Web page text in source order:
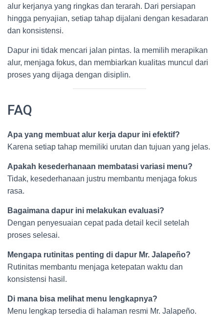
alur kerjanya yang ringkas dan terarah. Dari persiapan
hingga penyajian, setiap tahap dijalani dengan kesadaran
dan konsistensi.
Dapur ini tidak mencari jalan pintas. Ia memilih merapikan
alur, menjaga fokus, dan membiarkan kualitas muncul dari
proses yang dijaga dengan disiplin.
FAQ
Apa yang membuat alur kerja dapur ini efektif?
Karena setiap tahap memiliki urutan dan tujuan yang jelas.
Apakah kesederhanaan membatasi variasi menu?
Tidak, kesederhanaan justru membantu menjaga fokus
rasa.
Bagaimana dapur ini melakukan evaluasi?
Dengan penyesuaian cepat pada detail kecil setelah
proses selesai.
Mengapa rutinitas penting di dapur Mr. Jalapeño?
Rutinitas membantu menjaga ketepatan waktu dan
konsistensi hasil.
Di mana bisa melihat menu lengkapnya?
Menu lengkap tersedia di halaman resmi Mr. Jalapeño.